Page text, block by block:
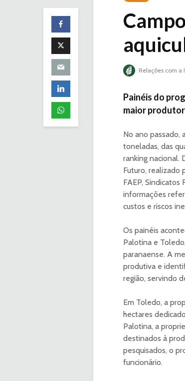
Relações com a
Painéis do
maior
No ano passado,
toneladas, das
ranking nacional.
Futuro, realizado
FAEP,
informações
custos e riscos
Os painéis
Palotina e
paranaense. A
produtiva e
região, servindo
Em Toledo, a
hectares
Palotina, a
destinados à
pesquisados, o
funcionário.